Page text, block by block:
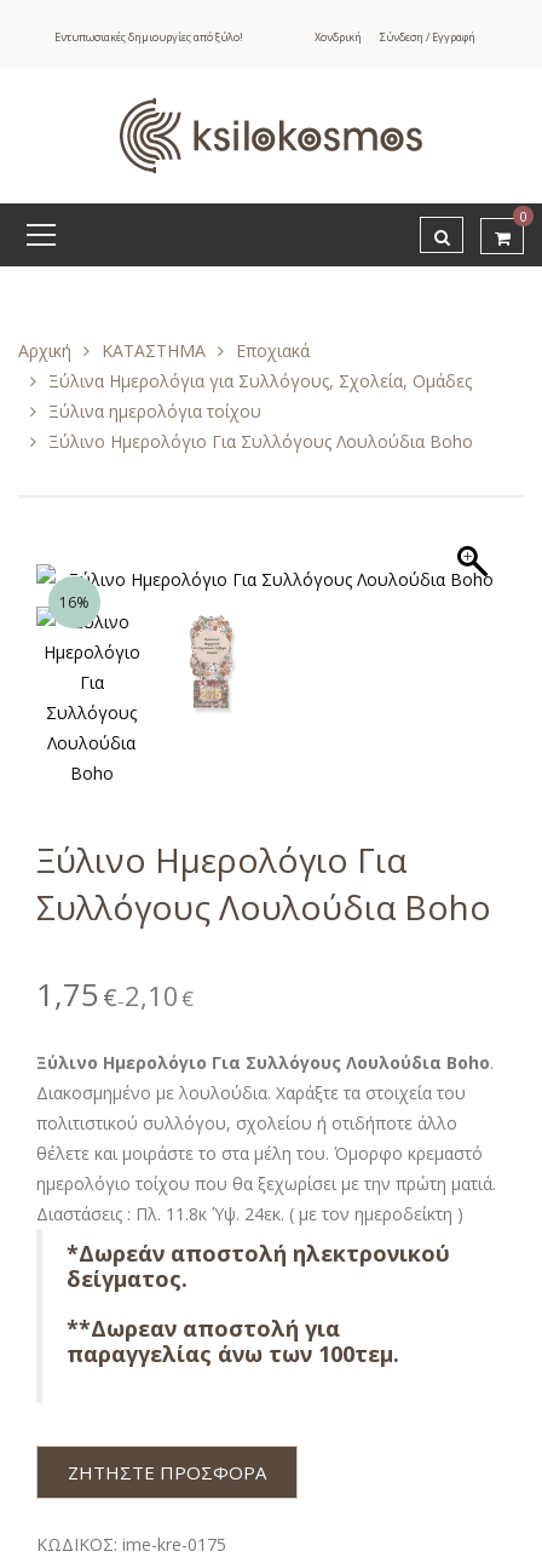
Εντυπωσιακές δημιουργίες από ξύλο! Χονδρική Σύνδεση / Εγγραφή
0
Αρχική ΚΑΤΑΣΤΗΜΑ
Εποχιακά
Ξύλινα Ημερολόγια για Συλλόγους, Σχολεία, Ομάδες
Ξύλινα ημερολόγια τοίχου
Ξύλινο Ημερολόγιο Για Συλλόγους Λουλούδια Boho
16%
Ξύλινο Ημερολόγιο Για
Συλλόγους Λουλούδια Boho
1,75 €–2,10 €
Ξύλινο Ημερολόγιο Για Συλλόγους Λουλούδια Boho.
Διακοσμημένο με λουλούδια. Χαράξτε τα στοιχεία του
πολιτιστικού συλλόγου, σχολείου ή οτιδήποτε άλλο
θέλετε και μοιράστε το στα μέλη του. Όμορφο κρεμαστό
ημερολόγιο τοίχου που θα ξεχωρίσει με την πρώτη ματιά.
Διαστάσεις : Πλ. 11.8κ Ύψ. 24εκ. ( με τον ημεροδείκτη )
*Δωρεάν αποστολή ηλεκτρονικού
δείγματος.
**Δωρεαν αποστολή για
παραγγελίας άνω των 100τεμ.
ΖΗΤΗΣΤΕ ΠΡΟΣΦΟΡΑ
ΚΩΔΙΚΟΣ: ime-kre-0175